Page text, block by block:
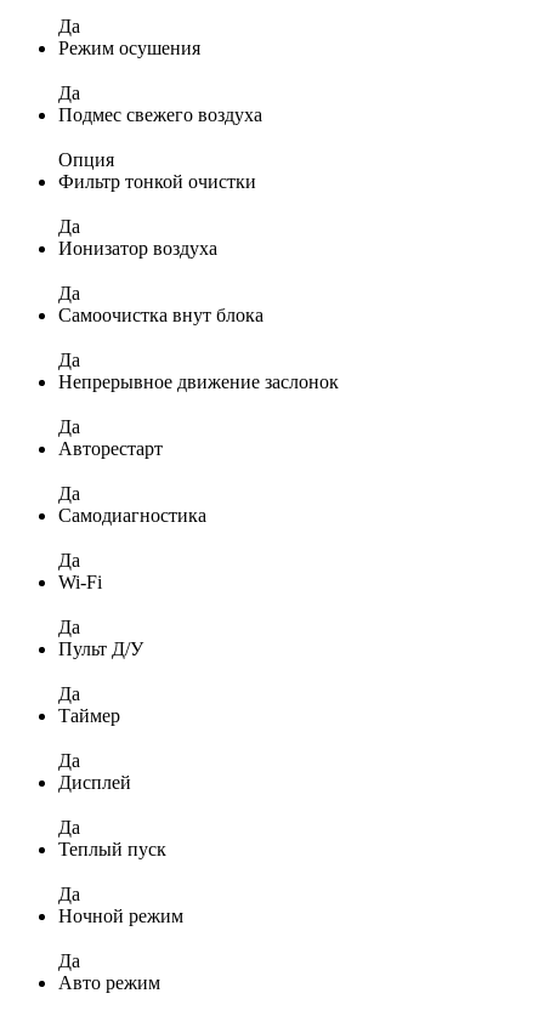
Да
Режим осушения
Да
Подмес свежего воздуха
Опция
Фильтр тонкой очистки
Да
Ионизатор воздуха
Да
Самоочистка внут блока
Да
Непрерывное движение заслонок
Да
Авторестарт
Да
Самодиагностика
Да
Wi-Fi
Да
Пульт Д/У
Да
Таймер
Да
Дисплей
Да
Теплый пуск
Да
Ночной режим
Да
Авто режим